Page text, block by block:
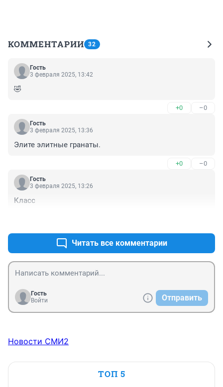
КОММЕНТАРИИ 32
Гость
3 февраля 2025, 13:42
🤣
+0 –0
Гость
3 февраля 2025, 13:36
Элите элитные гранаты.
+0 –0
Гость
3 февраля 2025, 13:26
Класс
Читать все комментарии
Гость
Войти
Отправить
Новости СМИ2
ТОП 5